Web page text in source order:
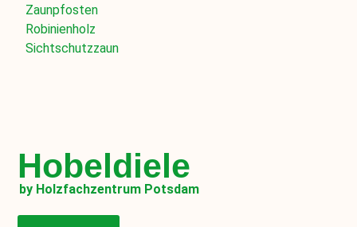
Zaunpfosten
Robinienholz
Sichtschutzzaun
Hobeldiele
by Holzfachzentrum Potsdam